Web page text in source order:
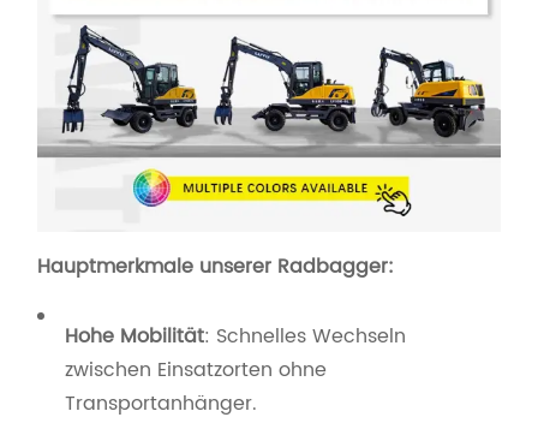
Hauptmerkmale unserer Radbagger:
Hohe Mobilität: Schnelles Wechseln
zwischen Einsatzorten ohne
Transportanhänger.